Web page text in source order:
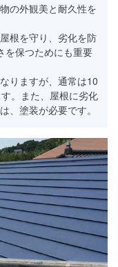
の外観美と耐久性を
根を守り、劣化を防
を保つためにも重要
りますが、通常は10
。また、屋根に劣化
、塗装が必要です。